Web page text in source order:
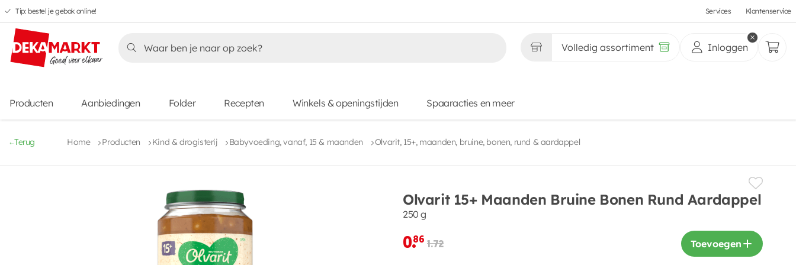
Overslaan
naar
hoofdnavigatie
Overslaan
naar
hoofdinhoud
Overslaan
naar
voettekstinhoud
Overslaan
naar
aanbiedingen
Tip: bestel je gebak online! Services Klantenservice
Volledig assortiment Inloggen
Producten Aanbiedingen Folder Recepten Winkels & openingstijden Spaaracties en meer
Terug Home Producten Kind & drogisterij Babyvoeding, vanaf, 15 & maanden Olvarit, 15+, maanden, bruine, bonen, rund & aardappel
Olvarit 15+ Maanden Bruine Bonen Rund Aardappel
250 g
0.86 1.72 Toevoegen